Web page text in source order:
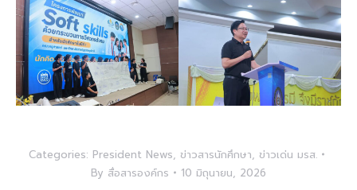
Categories: President News, ข่าวสารนักศึกษา, ข่าวเด่น มรส.
By สื่อสารองค์กร 10 มิถุนายน, 2026